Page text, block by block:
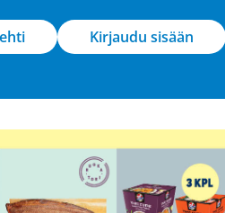
Kirjaudu sisään